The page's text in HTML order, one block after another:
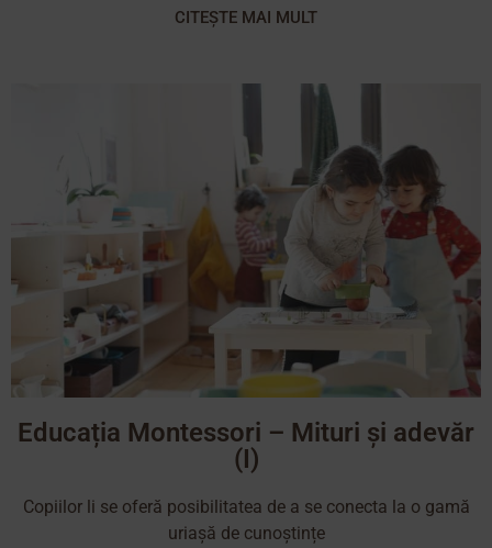
CITEȘTE MAI MULT
Educația Montessori – Mituri și adevăr
(I)
Copiilor li se oferă posibilitatea de a se conecta la o gamă
uriașă de cunoștințe